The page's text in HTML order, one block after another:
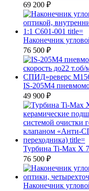
69 200 ₽
Наконечник
76 500 ₽
IS-205M4
49 900 ₽
Турбина Ti-Max X
76 500 ₽
Наконечник